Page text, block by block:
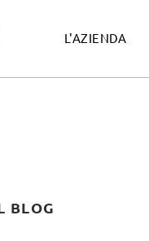
L'AZIENDA
BLOG